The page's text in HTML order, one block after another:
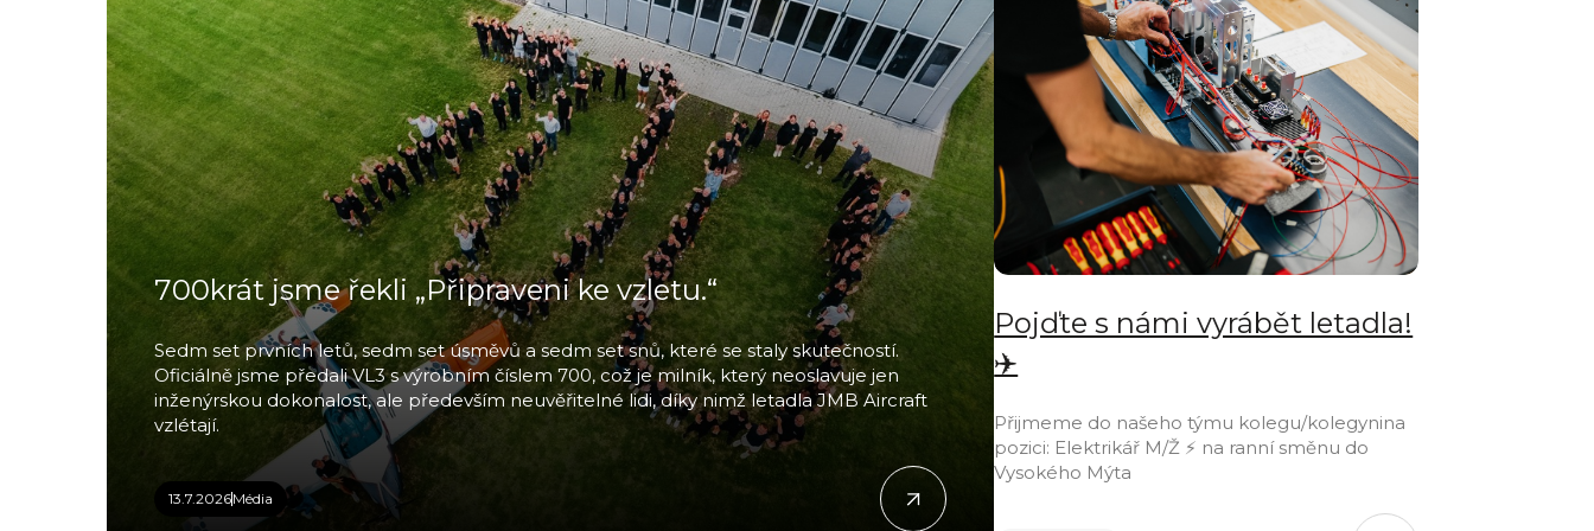
700krát jsme řekli „Připraveni ke vzletu.“
Sedm set prvních letů, sedm set úsměvů a sedm set snů, které se staly skutečností.
Oficiálně jsme předali VL3 s výrobním číslem 700, což je milník, který neoslavuje jen
inženýrskou dokonalost, ale především neuvěřitelné lidi, díky nimž letadla JMB Aircraft
vzlétají.
13.7.2026Média
Pojďte s námi vyrábět letadla!
✈️
Přijmeme do našeho týmu kolegu/kolegynina
pozici: Elektrikář M/Ž ⚡ na ranní směnu do
Vysokého Mýta